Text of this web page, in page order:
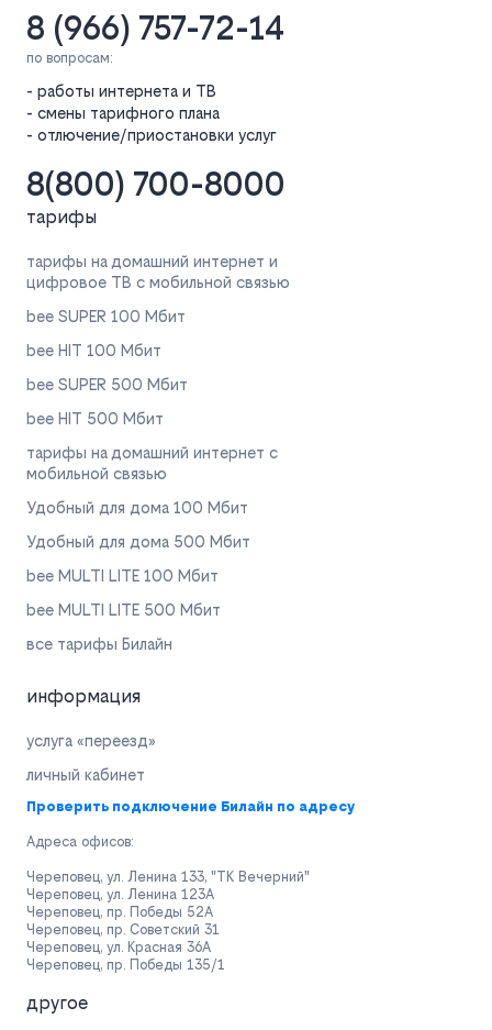
8 (966) 757-72-14
по вопросам:
- работы интернета и ТВ
- смены тарифного плана
- отлючение/приостановки услуг
8(800) 700-8000
тарифы
тарифы на домашний интернет и
цифровое ТВ с мобильной связью
bee SUPER 100 Мбит
bee HIT 100 Мбит
bee SUPER 500 Мбит
bee HIT 500 Мбит
тарифы на домашний интернет с
мобильной связью
Удобный для дома 100 Мбит
Удобный для дома 500 Мбит
bee MULTI LITE 100 Мбит
bee MULTI LITE 500 Мбит
все тарифы Билайн
информация
услуга «переезд»
личный кабинет
Проверить подключение Билайн по адресу
Адреса офисов:
Череповец, ул. Ленина 133, "ТК Вечерний"
Череповец, ул. Ленина 123А
Череповец, пр. Победы 52А
Череповец, пр. Советский 31
Череповец, ул. Красная 36А
Череповец, пр. Победы 135/1
другое